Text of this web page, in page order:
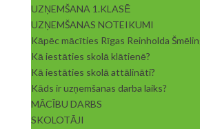
UZŅEMŠANA 1.KLASĒ
UZŅEMŠANAS NOTEIKUMI
Kāpēc mācīties Rīgas Reinholda
Kā iestāties skolā klātienē?
Kā iestāties skolā attālināti?
Kāds ir uzņemšanas darba laiks?
MĀCĪBU DARBS
SKOLOTĀJI